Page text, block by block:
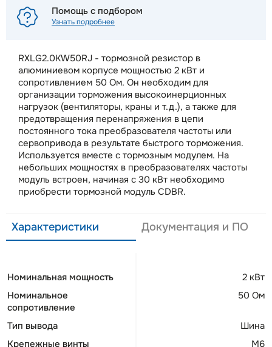
RXLG2.0KW50RJ - тормозной резистор в
алюминиевом корпусе мощностью 2 кВт и
сопротивлением 50 Ом. Он необходим для
организации торможения высокоинерционных
нагрузок (вентиляторы, краны и т.д.), а также для
предотвращения перенапряжения в цепи
постоянного тока преобразователя частоты или
сервопривода в результате быстрого торможения.
Используется вместе с тормозным модулем. На
небольших мощностях в преобразователях частоты
модуль встроен, начиная с 30 кВт необходимо
приобрести тормозной модуль CDBR.
Характеристики Документация и ПО
Номинальная мощность
2 кВт
Номинальное
сопротивление
50 Ом
Тип вывода
Шина
Крепежные винты
М6
Помощь с подбором
Узнать подробнее